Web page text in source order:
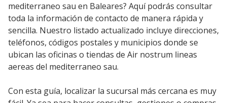
mediterraneo sau en Baleares? Aquí podrás consultar
toda la información de contacto de manera rápida y
sencilla. Nuestro listado actualizado incluye direcciones,
teléfonos, códigos postales y municipios donde se
ubican las oficinas o tiendas de Air nostrum lineas
aereas del mediterraneo sau.
Con esta guía, localizar la sucursal más cercana es muy